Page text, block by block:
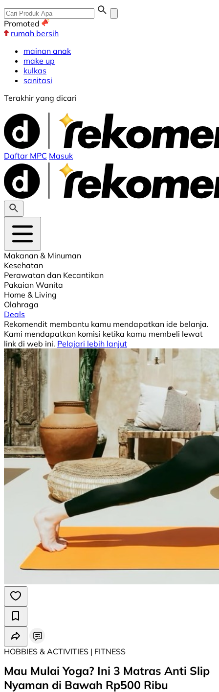
Promoted
rumah bersih
mainan anak
make up
kulkas
sanitasi
Terakhir yang dicari
Daftar MPC Masuk
Makanan & Minuman
Kesehatan
Perawatan dan Kecantikan
Pakaian Wanita
Home & Living
Olahraga
Deals
Rekomendit membantu kamu mendapatkan ide belanja.
Kami mendapatkan komisi ketika kamu membeli lewat
link di web ini. Pelajari lebih lanjut
HOBBIES & ACTIVITIES | FITNESS
Mau Mulai Yoga? Ini 3 Matras Anti Slip
Nyaman di Bawah Rp500 Ribu